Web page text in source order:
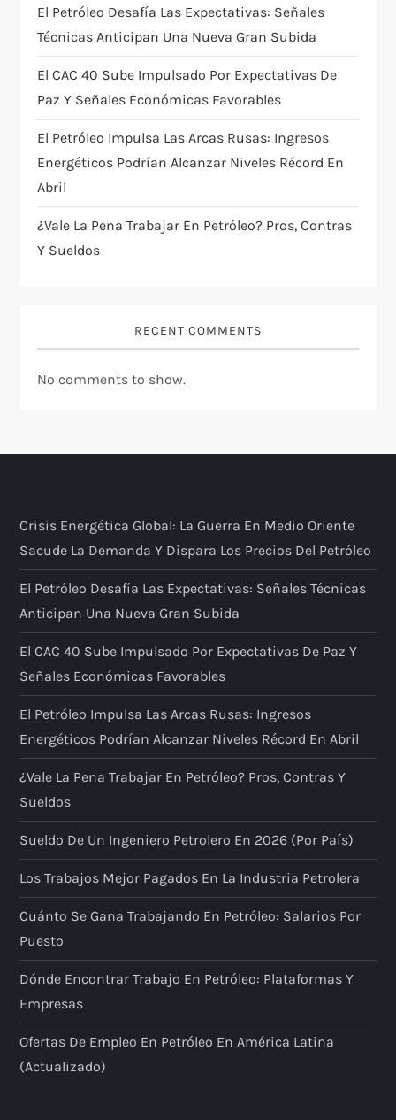
i
o
n
El Petróleo Desafía Las Expectativas: Señales
Técnicas Anticipan Una Nueva Gran Subida
El CAC 40 Sube Impulsado Por Expectativas De
Paz Y Señales Económicas Favorables
El Petróleo Impulsa Las Arcas Rusas: Ingresos
Energéticos Podrían Alcanzar Niveles Récord En
Abril
¿Vale La Pena Trabajar En Petróleo? Pros, Contras
Y Sueldos
RECENT COMMENTS
No comments to show.
Crisis Energética Global: La Guerra En Medio Oriente
Sacude La Demanda Y Dispara Los Precios Del Petróleo
El Petróleo Desafía Las Expectativas: Señales Técnicas
Anticipan Una Nueva Gran Subida
El CAC 40 Sube Impulsado Por Expectativas De Paz Y
Señales Económicas Favorables
El Petróleo Impulsa Las Arcas Rusas: Ingresos
Energéticos Podrían Alcanzar Niveles Récord En Abril
¿Vale La Pena Trabajar En Petróleo? Pros, Contras Y
Sueldos
Sueldo De Un Ingeniero Petrolero En 2026 (por País)
Los Trabajos Mejor Pagados En La Industria Petrolera
Cuánto Se Gana Trabajando En Petróleo: Salarios Por
Puesto
Dónde Encontrar Trabajo En Petróleo: Plataformas Y
Empresas
Ofertas De Empleo En Petróleo En América Latina
(actualizado)